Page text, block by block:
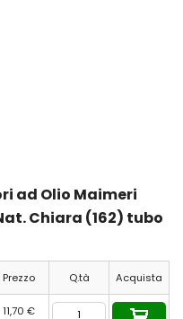
ad Olio Maimeri
Chiara (162) tubo
Prezzo Q.tà Acquista
11,70 €